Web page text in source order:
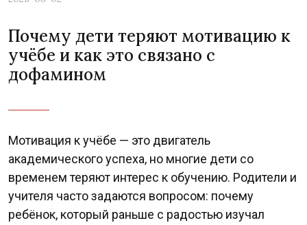
Почему дети теряют мотивацию к
учёбе и как это связано с
дофамином
Мотивация к учёбе — это двигатель
академического успеха, но многие дети со
временем теряют интерес к обучению. Родители и
учителя часто задаются вопросом: почему
ребёнок, который раньше с радостью изучал